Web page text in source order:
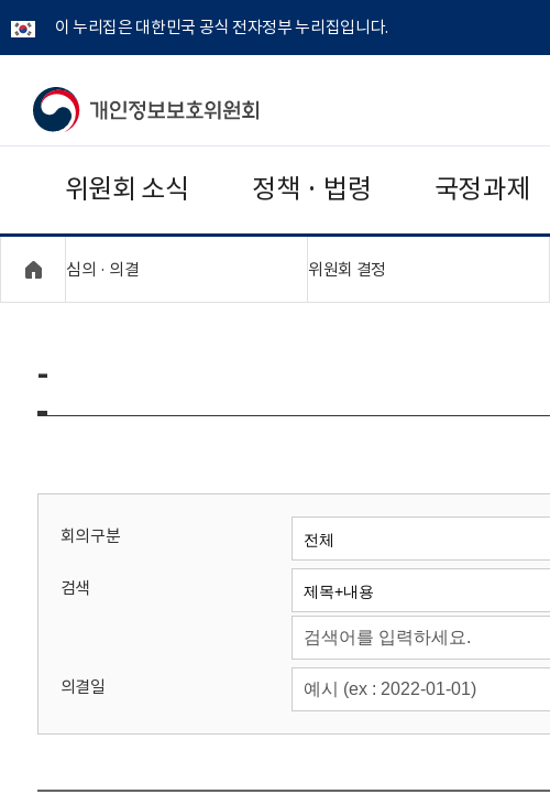
이 누리집은 대한민국 공식 전자정부 누리집입니다.
개
보
보
위
회
위원회 소식 정책 · 법령 국정과제
심의 · 의결 위원회 결정
-
회의구분
검색
의결일